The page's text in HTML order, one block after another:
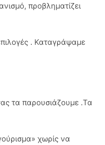
προβληματίζει
. Καταγράψαμε
τα παρουσιάζουμε .Τα
χωρίς να